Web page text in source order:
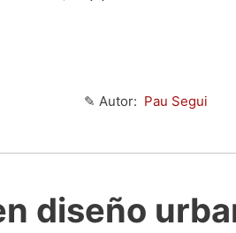
✎ Autor: Pau Segui
diseño